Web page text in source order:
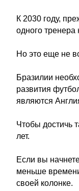
К 2030 году,
одного тренера
Но это еще не
Бразилии
развития
являются
Чтобы достичь
лет.
Если вы
меньше
своей колонке.